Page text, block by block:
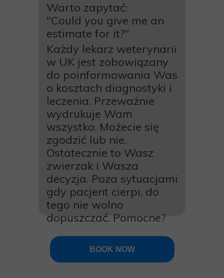
Warto zapytać:
"Could you give me an
estimate for it?"
Każdy lekarz weterynarii
w UK jest zobowiązany
do poinformowania Was
o kosztach diagnostyki i
leczenia. Przeważnie
wydrukuje Wam
wszystko. Możecie się
zgodzić lub nie.
Ostatecznie to Wasz
zwierzak i Wasza
decyzja. Poza sytuacjami
gdy pacjent cierpi, do
tego nie wolno
dopuszczać. Pomocne?
BOOK NOW